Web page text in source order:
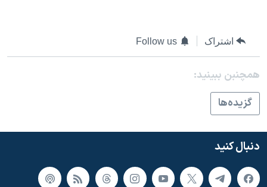
اشتراک Follow us
همچنبن ببینید:
گزيده‌ها
دنبال کنید